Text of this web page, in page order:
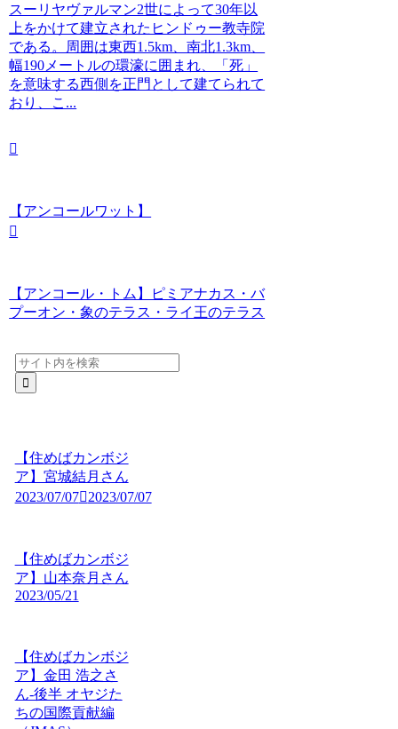
スーリヤヴァルマン2世によって30年以
上をかけて建立されたヒンドゥー教寺院
である。周囲は東西1.5km、南北1.3km、
幅190メートルの環濠に囲まれ、「死」
を意味する西側を正門として建てられて
おり、こ...
【アンコールワット】
【アンコール・トム】ピミアナカス・バ
プーオン・象のテラス・ライ王のテラス
【住めばカンボジ
ア】宮城結月さん
2023/07/07
2023/07/07
【住めばカンボジ
ア】山本奈月さん
2023/05/21
【住めばカンボジ
ア】金田 浩之さ
ん-後半 オヤジた
ちの国際貢献編